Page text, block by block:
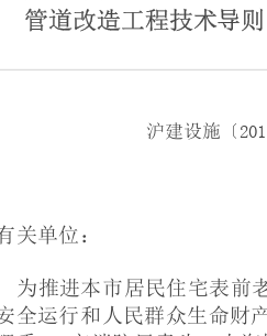
管道改造工程技术导则
沪建设施〔
关单位 ：
为推进本市 居民住宅表前
全运行和人民群众生命财